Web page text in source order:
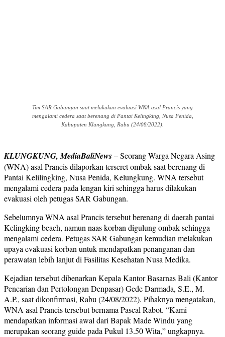
Tim SAR Gabungan saat melakukan evaluasi WNA asal Prancis yang
mengalami cedera saat berenang di Pantai Kelingking, Nusa Penida,
Kabupaten Klungkung, Rabu (24/08/2022).
KLUNGKUNG, MediaBaliNews– Seorang Warga Negara Asing
(WNA) asal Prancis dilaporkan terseret ombak saat berenang di
Pantai Kelilingking, Nusa Penida, Kelungkung. WNA tersebut
mengalami cedera pada lengan kiri sehingga harus dilakukan
evakuasi oleh petugas SAR Gabungan.
Sebelumnya WNA asal Prancis tersebut berenang di daerah pantai
Kelingking beach, namun naas korban digulung ombak sehingga
mengalami cedera. Petugas SAR Gabungan kemudian melakukan
upaya evakuasi korban untuk mendapatkan penanganan dan
perawatan lebih lanjut di Fasilitas Kesehatan Nusa Medika.
Kejadian tersebut dibenarkan Kepala Kantor Basarnas Bali (Kantor
Pencarian dan Pertolongan Denpasar) Gede Darmada, S.E., M.
A.P., saat dikonfirmasi, Rabu (24/08/2022). Pihaknya mengatakan,
WNA asal Prancis tersebut bernama Pascal Rabot. “Kami
mendapatkan informasi awal dari Bapak Made Windu yang
merupakan seorang guide pada Pukul 13.50 Wita,” ungkapnya.